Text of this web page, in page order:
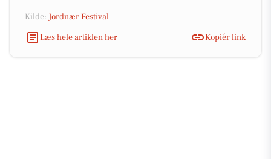
Kilde: Jordnær Festival
Læs hele artiklen her
Kopiér link